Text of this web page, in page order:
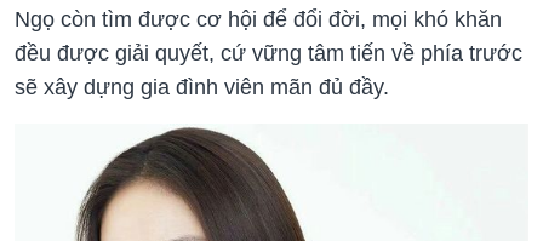
Ngọ còn tìm được cơ hội để đổi đời, mọi khó khăn
đều được giải quyết, cứ vững tâm tiến về phía trước
sẽ xây dựng gia đình viên mãn đủ đầy.